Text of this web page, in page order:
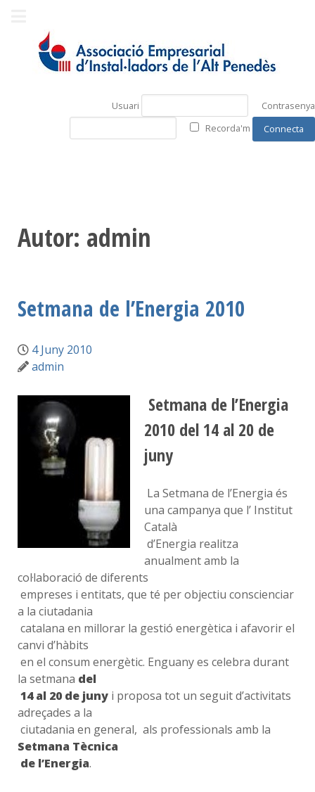
Usuari
Contrasenya
Recorda'm
Autor: admin
Setmana de l’Energia 2010
4 Juny 2010
admin
Setmana de l’Energia
2010 del 14 al 20 de
juny
La Setmana de l’Energia és
una campanya que l’ Institut
Català
d’Energia realitza
anualment amb la
col·laboració de diferents
empreses i entitats, que té per objectiu conscienciar
a la ciutadania
catalana en millorar la gestió energètica i afavorir el
canvi d’hàbits
en el consum energètic. Enguany es celebra durant
la setmana del
14 al 20 de juny i proposa tot un seguit d’activitats
adreçades a la
ciutadania en general, als professionals amb la
Setmana Tècnica
de l’Energia.